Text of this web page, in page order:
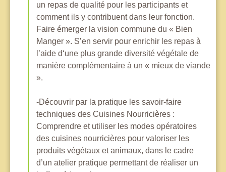
un repas de qualité pour les participants et
comment ils y contribuent dans leur fonction.
Faire émerger la vision commune du « Bien
Manger ». S’en servir pour enrichir les repas à
l’aide d‘une plus grande diversité végétale de
manière complémentaire à un « mieux de viande
».
-Découvrir par la pratique les savoir-faire
techniques des Cuisines Nourricières :
Comprendre et utiliser les modes opératoires
des cuisines nourricières pour valoriser les
produits végétaux et animaux, dans le cadre
d’un atelier pratique permettant de réaliser un